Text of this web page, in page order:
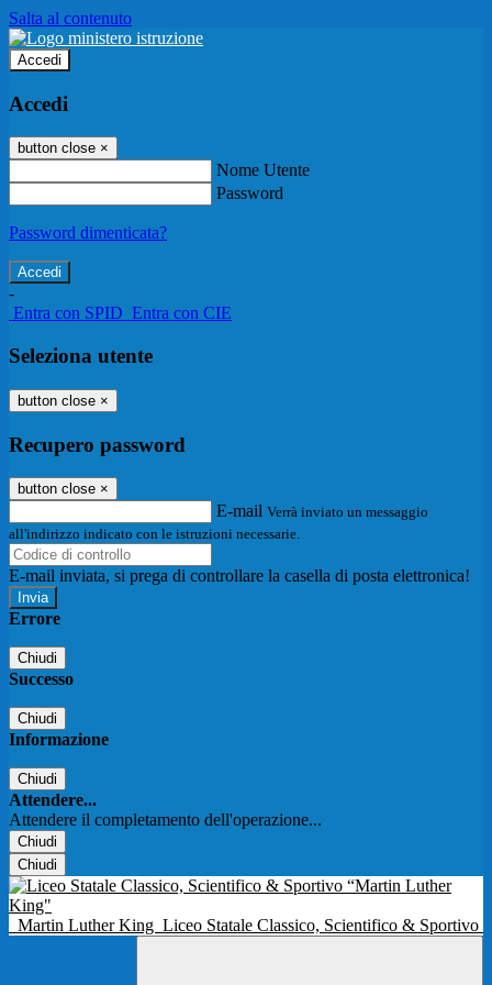
Salta al contenuto
Accedi
Accedi
button close ×
Nome Utente
Password
Password dimenticata?
-
Entra con SPID Entra con CIE
Seleziona utente
button close ×
Recupero password
button close ×
E-mail Verrà inviato un messaggio
all'indirizzo indicato con le istruzioni necessarie.
E-mail inviata, si prega di controllare la casella di posta elettronica!
Errore
Chiudi
Successo
Chiudi
Informazione
Chiudi
Attendere...
Attendere il completamento dell'operazione...
Chiudi
Chiudi
Martin Luther King Liceo Statale Classico, Scientifico & Sportivo